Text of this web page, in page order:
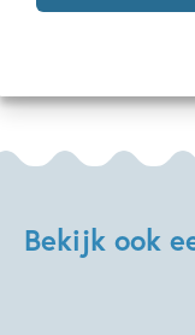
Bekijk ook